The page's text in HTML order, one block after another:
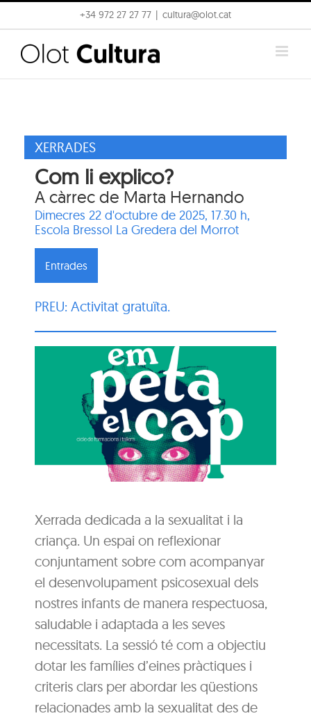
to
content
+34 972 27 27 77 cultura@olot.cat
XERRADES
Com li explico?
A càrrec de Marta Hernando
Dimecres 22 d'octubre de 2025, 17.30 h,
Escola Bressol La Gredera del Morrot
Entrades
PREU: Activitat gratuïta.
Xerrada dedicada a la sexualitat i la
criança. Un espai on reflexionar
conjuntament sobre com acompanyar
el desenvolupament psicosexual dels
nostres infants de manera respectuosa,
saludable i adaptada a les seves
necessitats. La sessió té com a objectiu
dotar les famílies d’eines pràctiques i
criteris clars per abordar les qüestions
relacionades amb la sexualitat des de